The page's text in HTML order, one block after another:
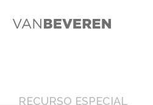
RECURSO ESPECIAL